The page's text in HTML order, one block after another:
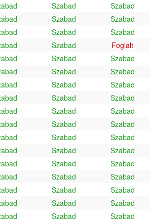
Szabad
Szabad
Szabad
Szabad
Szabad
Szabad
Szabad
Foglalt
Szabad
Szabad
Szabad
Szabad
Szabad
Szabad
Szabad
Szabad
Szabad
Szabad
Szabad
Szabad
Szabad
Szabad
Szabad
Szabad
Szabad
Szabad
Szabad
Szabad
Szabad
Szabad
Szabad
Szabad
Szabad Szabad